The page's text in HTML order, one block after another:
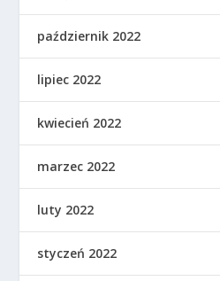
październik 2022
lipiec 2022
kwiecień 2022
marzec 2022
luty 2022
styczeń 2022